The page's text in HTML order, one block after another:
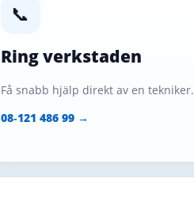
📞
Ring verkstaden
Få snabb hjälp direkt av en tekniker.
08‑121 486 99 →